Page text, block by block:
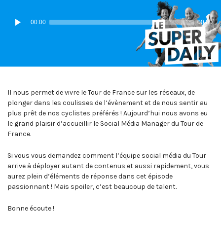
Lecteur
audio
00:00 00:00
Il nous permet de vivre le Tour de France sur les réseaux, de
plonger dans les coulisses de l’évènement et de nous sentir au
plus prêt de nos cyclistes préférés ! Aujourd’hui nous avons eu
le grand plaisir d’accueillir le Social Média Manager du Tour de
France.
Si vous vous demandez comment l’équipe social média du Tour
arrive à déployer autant de contenus et aussi rapidement, vous
aurez plein d’éléments de réponse dans cet épisode
passionnant ! Mais spoiler, c’est beaucoup de talent.
Bonne écoute !